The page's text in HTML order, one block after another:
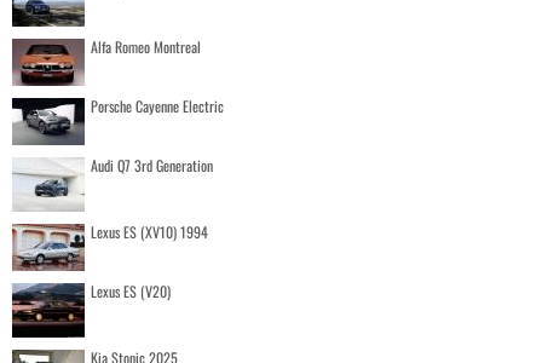
Alfa Romeo Montreal
Porsche Cayenne Electric
Audi Q7 3rd Generation
Lexus ES (XV10) 1994
Lexus ES (V20)
Kia Stonic 2025